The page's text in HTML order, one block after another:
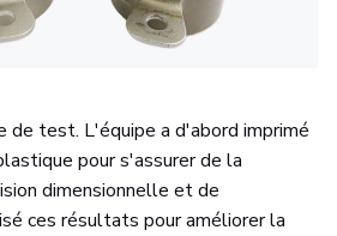
de test. L'équipe a d'abord imprimé
pour s'assurer de la
dimensionnelle et de
ces résultats pour améliorer la